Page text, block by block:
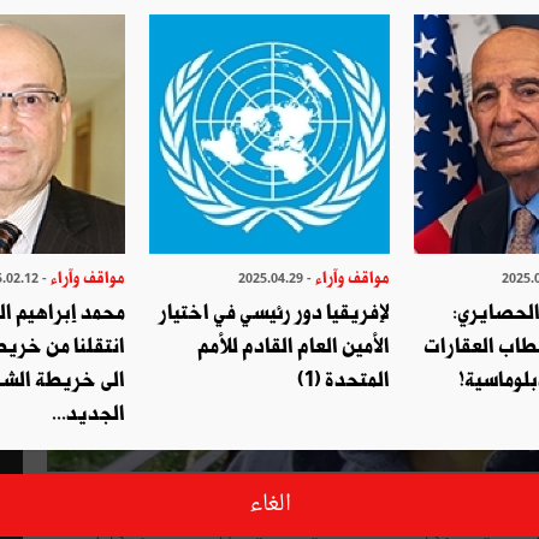
الغرب لا يمكن أن نفصلها عن جذورها المعرفية والتي تتمثل
العقارات
مواقف وآراء - 2025.04.29
لإفريقيا دور رئيسي في اختيار
الأمين العام القادم للأمم
المتحدة (1)
مواقف وآراء- 2025.02.12
محمد إبراهيم
انتقلنا من
الى خريطة
الجديد...
الغاء